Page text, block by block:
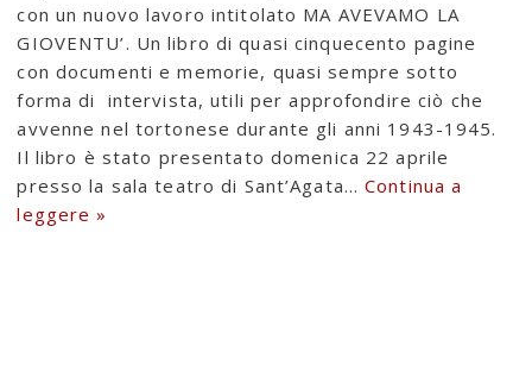
con un nuovo lavoro intitolato MA AVEVAMO LA
GIOVENTU’. Un libro di quasi cinquecento pagine
con documenti e memorie, quasi sempre sotto
forma di intervista, utili per approfondire ciò che
avvenne nel tortonese durante gli anni 1943-1945.
Il libro è stato presentato domenica 22 aprile
presso la sala teatro di Sant’Agata… Continua a
leggere »